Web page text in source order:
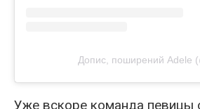
Допис, поширений Adele
Уже вскоре команда певицы